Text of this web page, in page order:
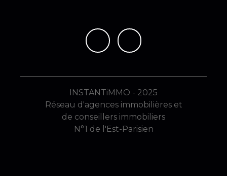
INSTANTiMMO - 2025
Réseau d'agences immobilières et
de conseillers immobiliers
N°1 de l'Est-Parisien